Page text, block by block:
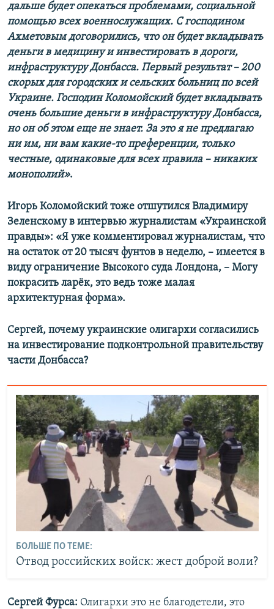
дальше будет опекаться проблемами, социальной
помощью всех военнослужащих. С господином
Ахметовым договорились, что он будет вкладывать
деньги в медицину и инвестировать в дороги,
инфраструктуру Донбасса. Первый результат – 200
скорых для городских и сельских больниц по всей
Украине. Господин Коломойский будет вкладывать
очень большие деньги в инфраструктуру Донбасса,
но он об этом еще не знает. За это я не предлагаю
ни им, ни вам какие-то преференции, только
честные, одинаковые для всех правила – никаких
монополий».
Игорь Коломойский тоже отшутился Владимиру
Зеленскому в интервью журналистам «Украинской
правды»: «Я уже комментировал журналистам, что
на остаток от 20 тысяч фунтов в неделю, – имеется в
виду ограничение Высокого суда Лондона, – Могу
покрасить ларёк, это ведь тоже малая
архитектурная форма».
Сергей, почему украинские олигархи согласились
на инвестирование подконтрольной правительству
части Донбасса?
БОЛЬШЕ ПО ТЕМЕ:
Отвод российских войск: жест доброй воли?
Сергей Фурса: Олигархи это не благодетели, это